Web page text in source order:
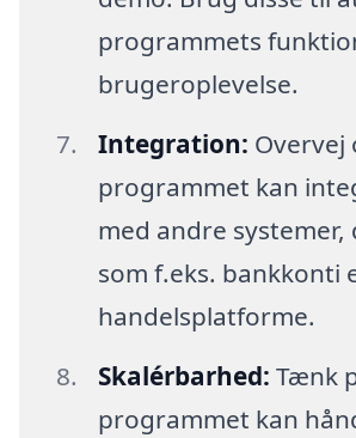
programmets
brugeroplevelse.
Integration: Overvej
programmet kan
med andre systemer,
som f.eks. bankkonti
handelsplatforme.
Skalérbarhed: Tænk
programmet kan